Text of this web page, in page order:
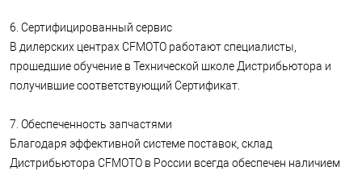
6. Сертифицированный сервис
В дилерских центрах CFMOTO работают специалисты,
прошедшие обучение в Технической школе Дистрибьютора и
получившие соответствующий Сертификат.
7. Обеспеченность запчастями
Благодаря эффективной системе поставок, склад
Дистрибьютора CFMOTO в России всегда обеспечен наличием